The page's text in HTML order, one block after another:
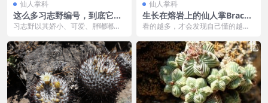
仙人掌科
这么多习志野编号，到底它们
长啥样？
习志野以其娇小、可爱、胖嘟嘟的
有它就必须要提上日程...
仙人掌科
生长在熔岩上的仙人掌Brachy
cereus nesioticus
看的越多，才会发现自己懂的越
壁上的仙人球时，内心...